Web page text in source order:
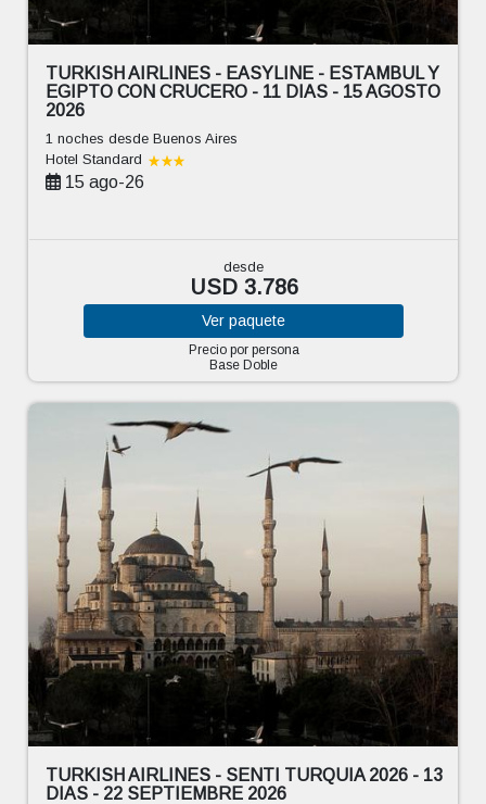
TURKISH AIRLINES - EASYLINE - ESTAMBUL Y
EGIPTO CON CRUCERO - 11 DIAS - 15 AGOSTO
2026
1 nochesdesde Buenos Aires
Hotel Standard
15 ago-26
desde
USD 3.786
Ver paquete
Precio por persona
Base Doble
TURKISH AIRLINES - SENTI TURQUIA 2026 - 13
DIAS - 22 SEPTIEMBRE 2026